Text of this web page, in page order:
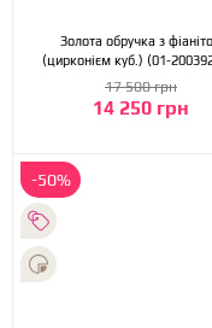
Золота обручка з
(цирконієм куб.) (01-
14 250 грн
17 500 грн
-50%